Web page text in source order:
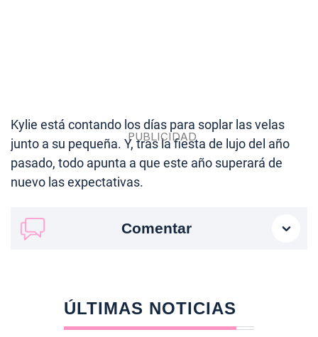
Kylie está contando los días para soplar las velas
junto a su pequeña. Y, tras la fiesta de lujo del año
pasado, todo apunta a que este año superará de
nuevo las expectativas.
Comentar
ÚLTIMAS NOTICIAS